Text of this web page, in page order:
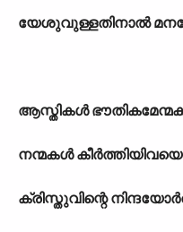
യേശുവുള്ളതിനാൽ
ആസ്തികൾ
നന്മകൾ
ക്രിസ്തുവിന്റെ